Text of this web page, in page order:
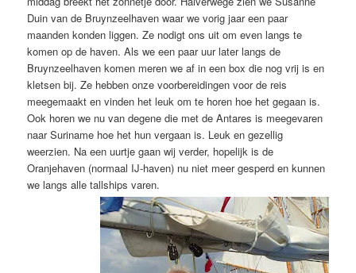
Duin van de Bruynzeelhaven waar we vorig jaar een paar
maanden konden liggen. Ze nodigt ons uit om even langs te
komen op de haven. Als we een paar uur later langs de
Bruynzeelhaven komen meren we af in een box die nog vrij is en
kletsen bij. Ze hebben onze voorbereidingen voor de reis
meegemaakt en vinden het leuk om te horen hoe het gegaan is.
Ook horen we nu van degene die met de Antares is meegevaren
naar Suriname hoe het hun vergaan is. Leuk en gezellig
weerzien. Na een uurtje gaan wij verder, hopelijk is de
Oranjehaven (normaal IJ-haven) nu niet meer gesperd en kunnen
we langs alle tallships varen.